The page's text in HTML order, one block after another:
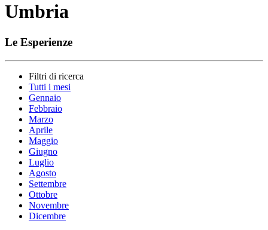
Umbria
Le Esperienze
Filtri di ricerca
Tutti i mesi
Gennaio
Febbraio
Marzo
Aprile
Maggio
Giugno
Luglio
Agosto
Settembre
Ottobre
Novembre
Dicembre